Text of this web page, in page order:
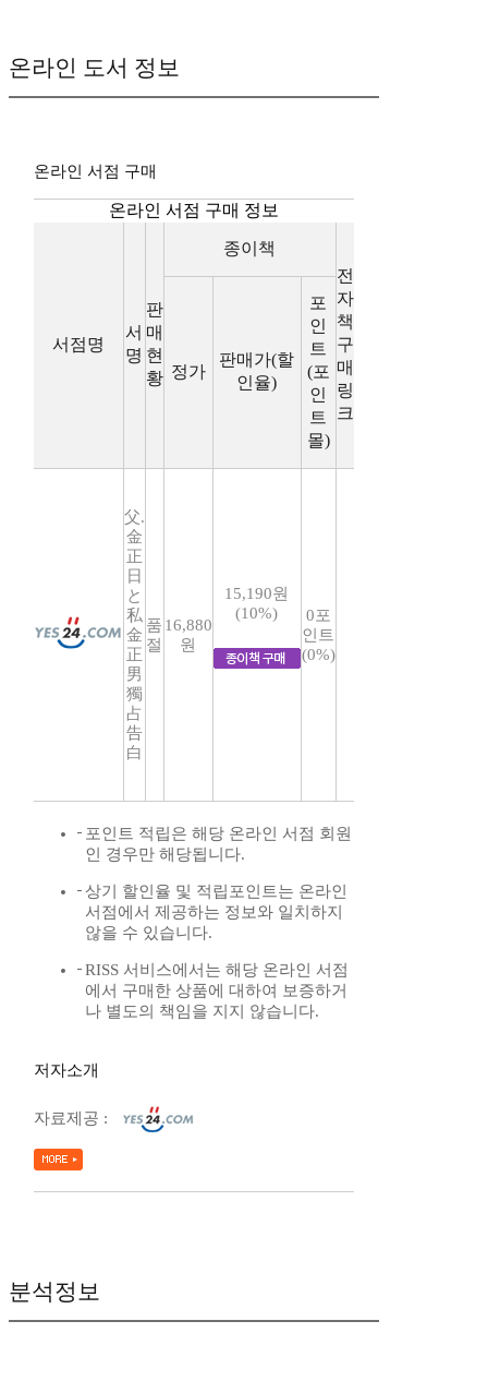
온라인 도서 정보
온라인 서점 구매
온라인 서점 구매 정보
서점명
서
명
판
매
현
황
종이책
전
자
책
구
매
링
크
정가
판매가(할
인율)
포
인
트
(포
인
트
몰)
父.
金
正
日
と
私
金
正
男
獨
占
告
白
품
절
16,880
원
15,190원
(10%)
0포
인트
(0%)
포인트 적립은 해당 온라인 서점 회원
인 경우만 해당됩니다.
상기 할인율 및 적립포인트는 온라인
서점에서 제공하는 정보와 일치하지
않을 수 있습니다.
RISS 서비스에서는 해당 온라인 서점
에서 구매한 상품에 대하여 보증하거
나 별도의 책임을 지지 않습니다.
저자소개
자료제공 :
분석정보